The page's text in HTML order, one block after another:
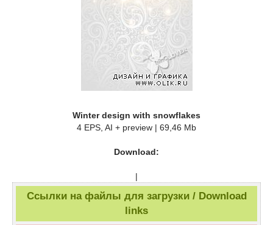
Winter design with snowflakes
4 EPS, AI + preview | 69,46 Mb
Download:
|
Ссылки на файлы для загрузки / Download
links